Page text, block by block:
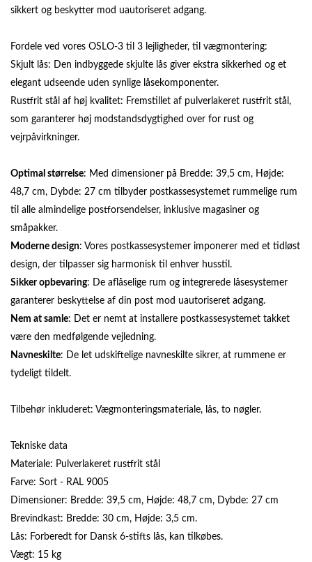
sikkert og beskytter mod uautoriseret adgang.
Fordele ved vores OSLO-3 til 3 lejligheder, til vægmontering:
Skjult lås: Den indbyggede skjulte lås giver ekstra sikkerhed og et
elegant udseende uden synlige låsekomponenter.
Rustfrit stål af høj kvalitet: Fremstillet af pulverlakeret rustfrit stål,
som garanterer høj modstandsdygtighed over for rust og
vejrpåvirkninger.
Optimal størrelse: Med dimensioner på Bredde: 39,5 cm, Højde:
48,7 cm, Dybde: 27 cm tilbyder postkassesystemet rummelige rum
til alle almindelige postforsendelser, inklusive magasiner og
småpakker.
Moderne design: Vores postkassesystemer imponerer med et tidløst
design, der tilpasser sig harmonisk til enhver husstil.
Sikker opbevaring: De aflåselige rum og integrerede låsesystemer
garanterer beskyttelse af din post mod uautoriseret adgang.
Nem at samle: Det er nemt at installere postkassesystemet takket
være den medfølgende vejledning.
Navneskilte: De let udskiftelige navneskilte sikrer, at rummene er
tydeligt tildelt.
Tilbehør inkluderet: Vægmonteringsmateriale, lås, to nøgler.
Tekniske data
Materiale: Pulverlakeret rustfrit stål
Farve: Sort - RAL 9005
Dimensioner: Bredde: 39,5 cm, Højde: 48,7 cm, Dybde: 27 cm
Brevindkast: Bredde: 30 cm, Højde: 3,5 cm.
Lås: Forberedt for Dansk 6-stifts lås, kan tilkøbes.
Vægt: 15 kg